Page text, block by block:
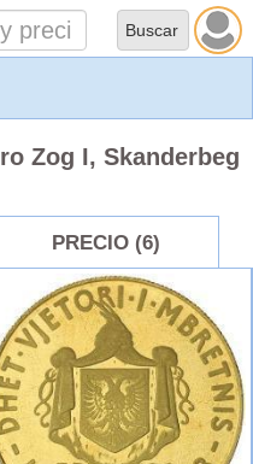
Zog I, Skanderbeg
PRECIO (6)